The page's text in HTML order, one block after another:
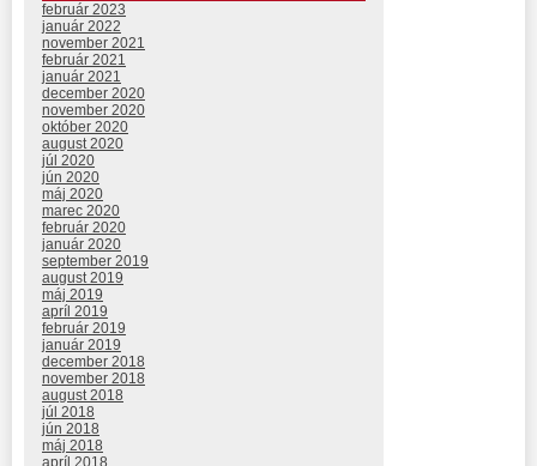
február 2023
január 2022
november 2021
február 2021
január 2021
december 2020
november 2020
október 2020
august 2020
júl 2020
jún 2020
máj 2020
marec 2020
február 2020
január 2020
september 2019
august 2019
máj 2019
apríl 2019
február 2019
január 2019
december 2018
november 2018
august 2018
júl 2018
jún 2018
máj 2018